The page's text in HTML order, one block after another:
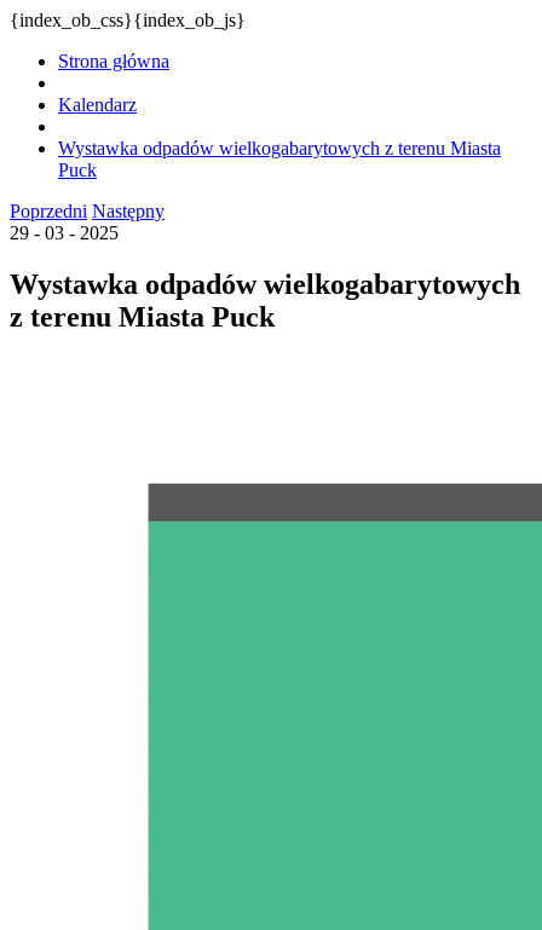
{index_ob_css}{index_ob_js}
Strona główna
Kalendarz
Wystawka odpadów wielkogabarytowych z terenu Miasta
Puck
Poprzedni Następny
29 - 03 - 2025
Wystawka odpadów wielkogabarytowych
z terenu Miasta Puck